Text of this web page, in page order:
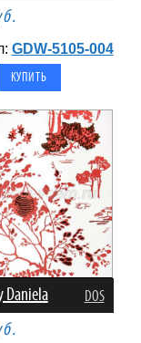
GDW-5105-004
Daniela DOS